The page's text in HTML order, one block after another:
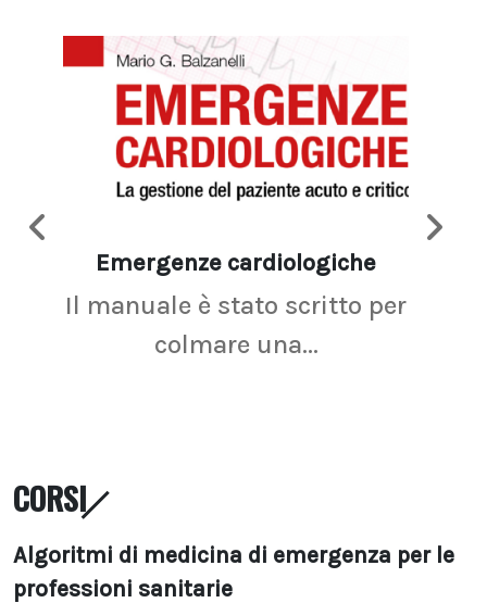
Emergenze cardiologiche
Il manuale è stato scritto per
colmare una...
CORSI
Algoritmi di medicina di emergenza per le
professioni sanitarie